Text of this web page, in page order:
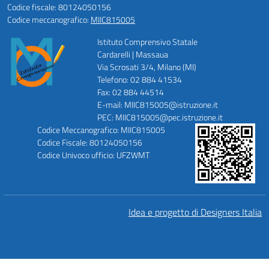
Codice fiscale: 80124050156
Codice meccanografico: MIIC815005
Istituto Comprensivo Statale
Cardarelli | Massaua
Via Scrosati 3/4, Milano (MI)
Telefono: 02 884 41534
Fax: 02 884 44514
E-mail: MIIC815005@istruzione.it
PEC: MIIC815005@pec.istruzione.it
Codice Meccanografico: MIIC815005
Codice Fiscale: 80124050156
Codice Univoco ufficio: UFZWMT
Idea e progetto di Designers Italia